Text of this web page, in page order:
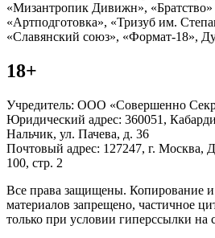
«Мизантропик Дивижн», «Братство»
«Артподготовка», «Тризуб им.
«Славянский союз», «Формат-18»,
18+
Учредитель: ООО «Совершенно
Юридический адрес: 360051,
Нальчик, ул. Пачева, д. 36
Почтовый адрес: 127247, г. Москва,
100, стр. 2
Все права защищены. Копирование и
материалов запрещено, частичное
только при условии гиперссылки на